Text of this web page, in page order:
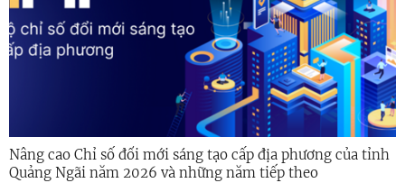
Nâng cao Chỉ số đổi mới sáng tạo cấp địa phương của tỉnh
Quảng Ngãi năm 2026 và những năm tiếp theo